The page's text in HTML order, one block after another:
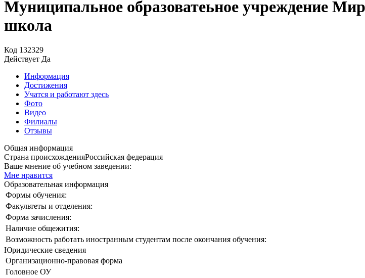
Муниципальное образоватеьное учреждение
школа
Код 132329
Действует Да
Информация
Достижения
Учатся и работают здесь
Фото
Видео
Филиалы
Отзывы
Общая информация
Страна происхожденияРоссийская федерация
Ваше мнение об учебном заведении:
Мне нравится
Образовательная информация
Формы обучения:
Факультеты и отделения:
Форма зачисления:
Наличие общежития:
Возможность работать иностранным студентам после окончания обучения:
Юридические сведения
Организационно-правовая форма
Головное ОУ